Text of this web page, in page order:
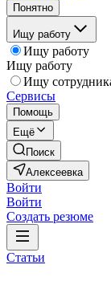
Понятно
Ищу работу
Ищу работу
Ищу работу
Ищу
Сервисы
Помощь
Ещё
Поиск
Алексеевка
Войти
Войти
Создать резюме
Статьи